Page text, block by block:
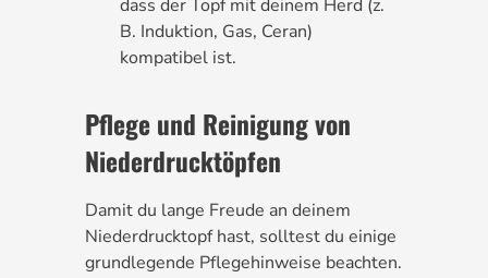
dass der Topf mit deinem Herd (z.
B. Induktion, Gas, Ceran)
kompatibel ist.
Pflege und Reinigung von
Niederdrucktöpfen
Damit du lange Freude an deinem
Niederdrucktopf hast, solltest du einige
grundlegende Pflegehinweise beachten.